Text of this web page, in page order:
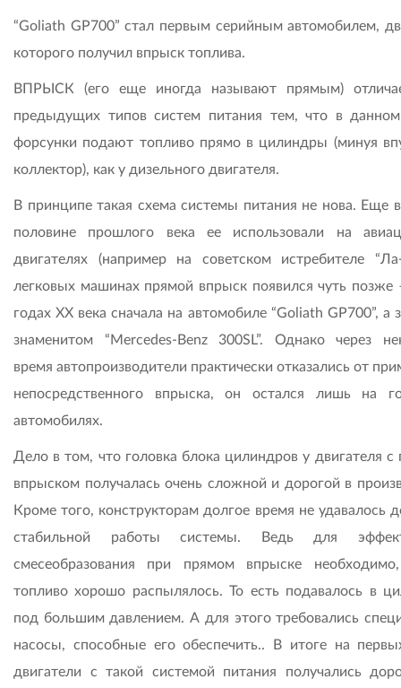
“Goliath GP700” стал первым серийным автомобилем,
которого получил впрыск топлива.
ВПРЫСК (его еще иногда называют прямым)
предыдущих типов систем питания тем, что в данном
форсунки подают топливо прямо в цилиндры (минуя
коллектор), как у дизельного двигателя.
В принципе такая схема системы питания не нова. Еще
половине прошлого века ее использовали на
двигателях (например на советском истребителе
легковых машинах прямой впрыск появился чуть позже
годах ХХ века сначала на автомобиле “Goliath GP700”, а
знаменитом “Mercedes-Benz 300SL”. Однако через
время автопроизводители практически отказались от
непосредственного впрыска, он остался лишь на
автомобилях.
Дело в том, что головка блока цилиндров у двигателя
впрыском получалась очень сложной и дорогой в
Кроме того, конструкторам долгое время не удавалось
стабильной работы системы. Ведь для
смесеобразования при прямом впрыске
топливо хорошо распылялось. То есть подавалось в
под большим давлением. А для этого требовались
насосы, способные его обеспечить.. В итоге на
двигатели с такой системой питания получались